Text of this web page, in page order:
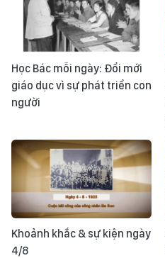
Học Bác mỗi ngày: Đổi mới
giáo dục vì sự phát triển con
người
Khoảnh khắc & sự kiện ngày
4/8